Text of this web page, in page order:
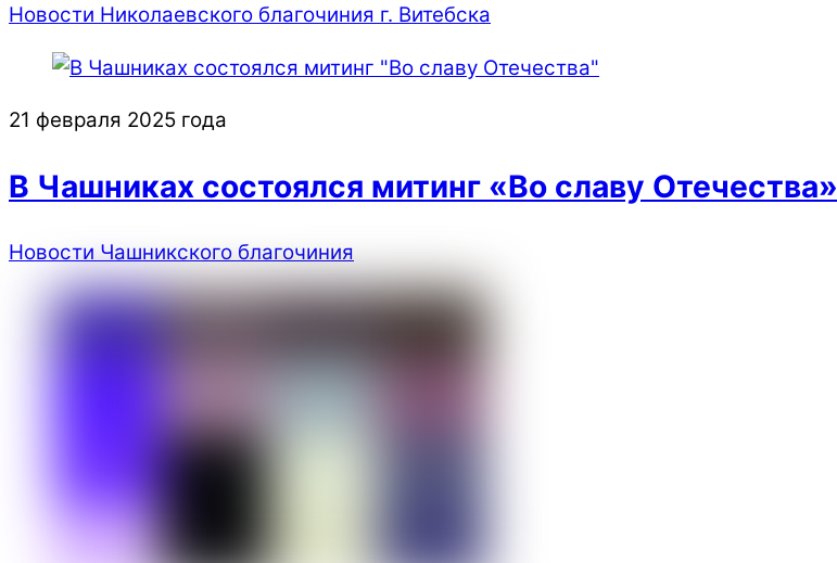
Новости Николаевского благочиния г. Витебска
21 февраля 2025 года
В Чашниках состоялся митинг «Во славу Отечества»
Новости Чашникского благочиния